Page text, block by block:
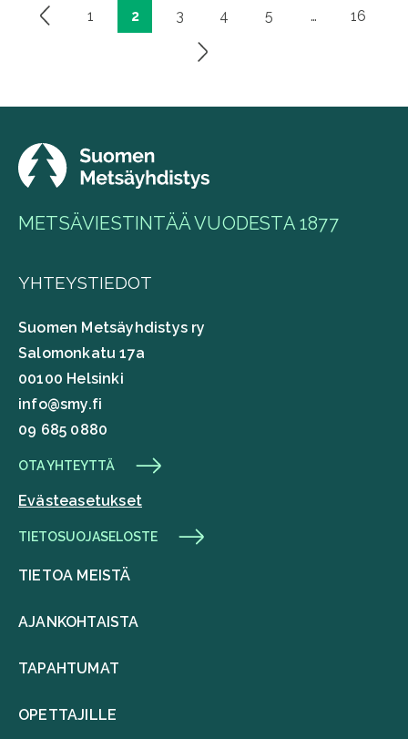
Artikkelien
1 2 3 4 5 … 16
METSÄVIESTINTÄÄ VUODESTA 1877
YHTEYSTIEDOT
Suomen Metsäyhdistys ry
Salomonkatu 17a
00100 Helsinki
info@smy.fi
09 685 0880
OTA YHTEYTTÄ
Evästeasetukset
TIETOSUOJASELOSTE
TIETOA MEISTÄ
AJANKOHTAISTA
TAPAHTUMAT
OPETTAJILLE